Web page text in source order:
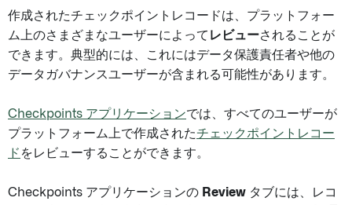
作成されたチェックポイントレコードは、プラットフォー
ム上のさまざまなユーザーによって レビューされることが
できます。典型的には、これにはデータ保護責任者や他の
データガバナンスユーザーが含まれる可能性があります。
Checkpoints アプリケーションでは、すべてのユーザーが
プラットフォーム上で作成されたチェックポイントレコー
ド をレビューすることができます。
Checkpoints アプリケーションの Review タブには、レコ